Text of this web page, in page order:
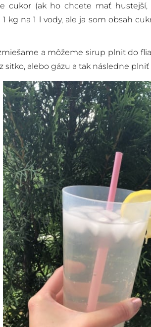
cukor (ak ho chcete mať
kg na 1 l vody, ale ja som obsah
a môžeme sirup plniť do
sitko, alebo gázu a tak následne